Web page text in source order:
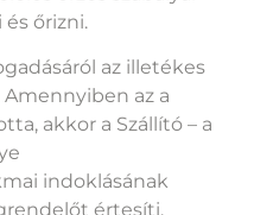
őrzés szabályai
az illetékes
az a
akkor a Szállító – a
indoklásának